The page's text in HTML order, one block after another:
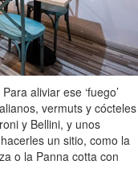
aliviar ese ‘fuego’
vermuts y cócteles
y Bellini, y unos
un sitio, como la
o la Panna cotta con